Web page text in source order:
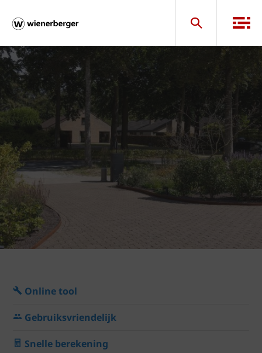
Online tool
Gebruiksvriendelijk
Snelle berekening